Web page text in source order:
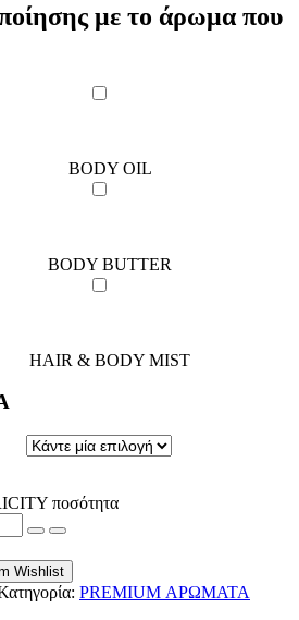
με το άρωμα που
BODY OIL
BODY BUTTER
HAIR & BODY MIST
ποσότητα
Wishlist
PREMIUM ΑΡΩΜΑΤΑ